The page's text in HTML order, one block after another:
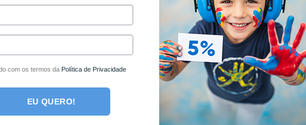
47,50 no boleto ou PIX
R$50,00 em até1x deR$50,00
Fora de estoque
com os termos da Política de Privacidade
EU QUERO!